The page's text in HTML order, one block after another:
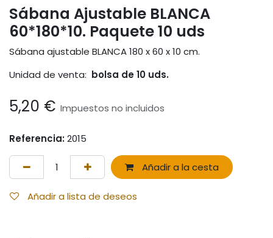
Sábana Ajustable BLANCA
60*180*10. Paquete 10 uds
Sábana ajustable BLANCA 180 x 60 x 10 cm.
Unidad de venta: bolsa de 10 uds.
5,20 € Impuestos no incluidos
Referencia:2015
Añadir a la cesta
Añadir a lista de deseos